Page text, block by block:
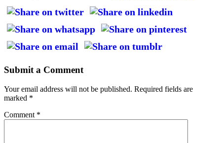
Submit a Comment
Your email address will not be published. Required fields are
marked *
Comment *